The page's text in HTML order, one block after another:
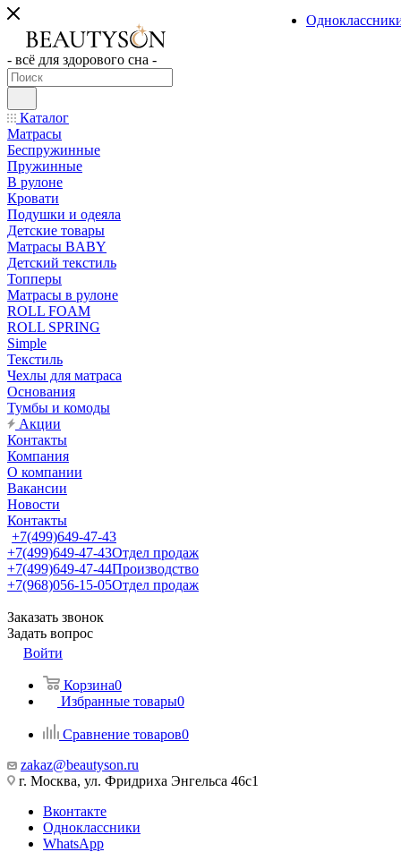
- всё для здорового сна -
Каталог
Матрасы
Беспружинные
Пружинные
В рулоне
Кровати
Подушки и одеяла
Детские товары
Матрасы BABY
Детский текстиль
Топперы
Матрасы в рулоне
ROLL FOAM
ROLL SPRING
Simple
Текстиль
Чехлы для матраса
Основания
Тумбы и комоды
Акции
Контакты
Компания
О компании
Вакансии
Новости
Контакты
+7(499)649-47-43
+7(499)649-47-43Отдел продаж
+7(499)649-47-44Производство
+7(968)056-15-05Отдел продаж
Заказать звонок
Задать вопрос
Войти
Корзина0
Избранные товары0
Сравнение товаров0
zakaz@beautyson.ru
г. Москва, ул. Фридриха Энгельса 46с1
Вконтакте
Одноклассники
WhatsApp